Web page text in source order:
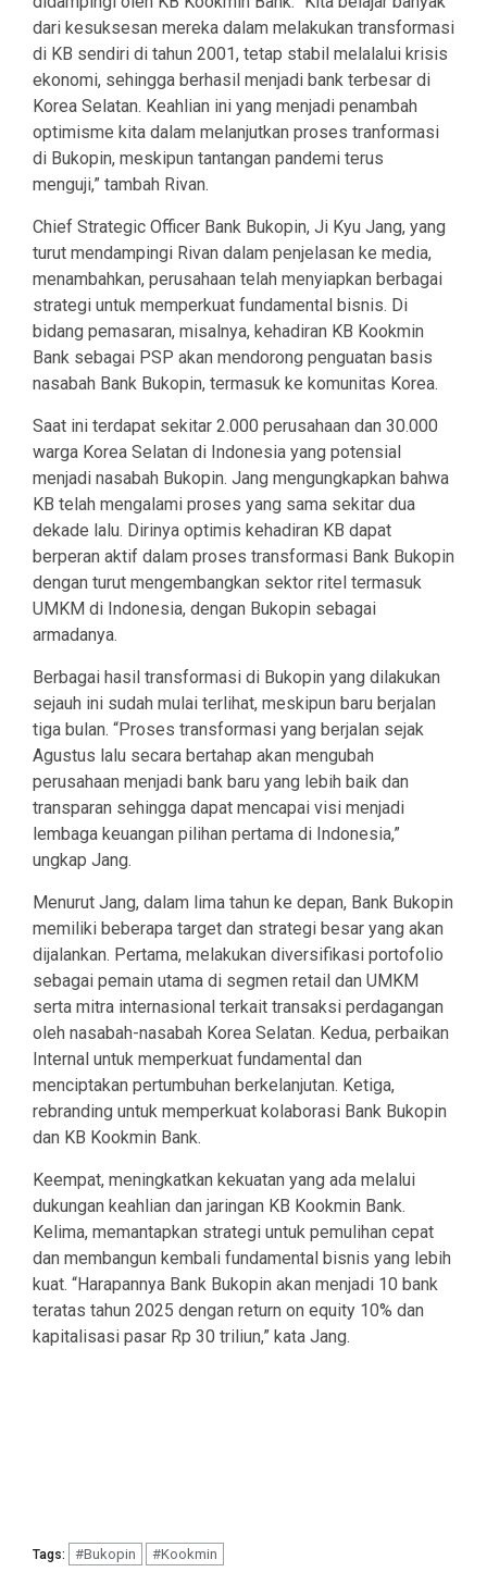
dari kesuksesan mereka dalam melakukan transformasi
di KB sendiri di tahun 2001, tetap stabil melalalui krisis
ekonomi, sehingga berhasil menjadi bank terbesar di
Korea Selatan. Keahlian ini yang menjadi penambah
optimisme kita dalam melanjutkan proses tranformasi
di Bukopin, meskipun tantangan pandemi terus
menguji,” tambah Rivan.
Chief Strategic Officer Bank Bukopin, Ji Kyu Jang, yang
turut mendampingi Rivan dalam penjelasan ke media,
menambahkan, perusahaan telah menyiapkan berbagai
strategi untuk memperkuat fundamental bisnis. Di
bidang pemasaran, misalnya, kehadiran KB Kookmin
Bank sebagai PSP akan mendorong penguatan basis
nasabah Bank Bukopin, termasuk ke komunitas Korea.
Saat ini terdapat sekitar 2.000 perusahaan dan 30.000
warga Korea Selatan di Indonesia yang potensial
menjadi nasabah Bukopin. Jang mengungkapkan bahwa
KB telah mengalami proses yang sama sekitar dua
dekade lalu. Dirinya optimis kehadiran KB dapat
berperan aktif dalam proses transformasi Bank Bukopin
dengan turut mengembangkan sektor ritel termasuk
UMKM di Indonesia, dengan Bukopin sebagai
armadanya.
Berbagai hasil transformasi di Bukopin yang dilakukan
sejauh ini sudah mulai terlihat, meskipun baru berjalan
tiga bulan. “Proses transformasi yang berjalan sejak
Agustus lalu secara bertahap akan mengubah
perusahaan menjadi bank baru yang lebih baik dan
transparan sehingga dapat mencapai visi menjadi
lembaga keuangan pilihan pertama di Indonesia,”
ungkap Jang.
Menurut Jang, dalam lima tahun ke depan, Bank Bukopin
memiliki beberapa target dan strategi besar yang akan
dijalankan. Pertama, melakukan diversifikasi portofolio
sebagai pemain utama di segmen retail dan UMKM
serta mitra internasional terkait transaksi perdagangan
oleh nasabah-nasabah Korea Selatan. Kedua, perbaikan
Internal untuk memperkuat fundamental dan
menciptakan pertumbuhan berkelanjutan. Ketiga,
rebranding untuk memperkuat kolaborasi Bank Bukopin
dan KB Kookmin Bank.
Keempat, meningkatkan kekuatan yang ada melalui
dukungan keahlian dan jaringan KB Kookmin Bank.
Kelima, memantapkan strategi untuk pemulihan cepat
dan membangun kembali fundamental bisnis yang lebih
kuat. “Harapannya Bank Bukopin akan menjadi 10 bank
teratas tahun 2025 dengan return on equity 10% dan
kapitalisasi pasar Rp 30 triliun,” kata Jang.
Tags: #Bukopin #Kookmin